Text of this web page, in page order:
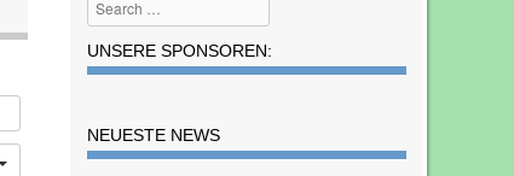
UNSERE SPONSOREN:
NEUESTE NEWS